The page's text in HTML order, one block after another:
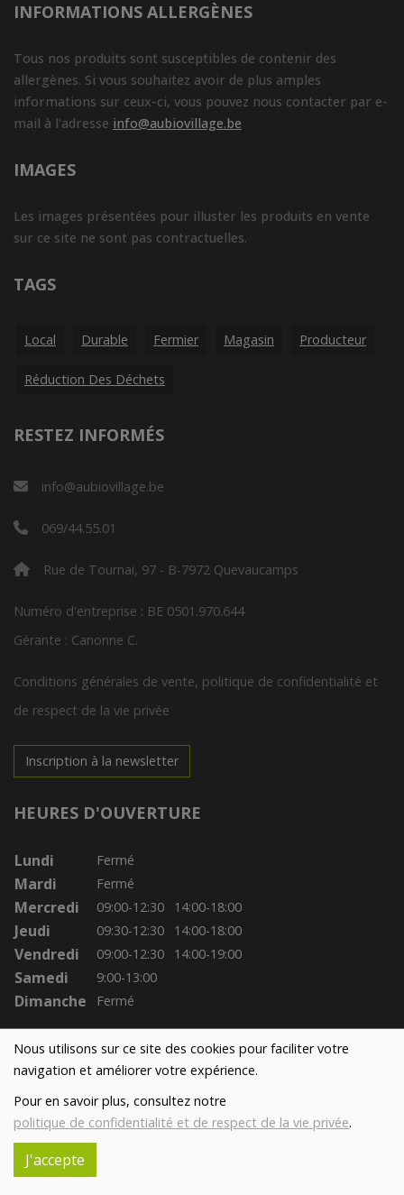
Nous utilisons sur ce site des cookies pour faciliter votre
navigation et améliorer votre expérience.
Pour en savoir plus, consultez notre
politique de confidentialité et de respect de la vie privée.
J'accepte
INFORMATIONS ALLERGÈNES
Tous nos produits sont susceptibles de contenir des
allergènes. Si vous souhaitez avoir de plus amples
informations sur ceux-ci, vous pouvez nous contacter par e-
mail à l'adresse info@aubiovillage.be
IMAGES
Les images présentées pour illuster les produits en vente
sur ce site ne sont pas contractuelles.
TAGS
Local Durable Fermier Magasin Producteur
Réduction Des Déchets
RESTEZ INFORMÉS
info@aubiovillage.be
069/44.55.01
Rue de Tournai, 97 - B-7972 Quevaucamps
Numéro d'entreprise : BE 0501.970.644
Gérante : Canonne C.
Conditions générales de vente, politique de confidentialité et
de respect de la vie privée
Inscription à la newsletter
HEURES D'OUVERTURE
Lundi Fermé
Mardi Fermé
Mercredi 09:00-12:30 14:00-18:00
Jeudi 09:30-12:30 14:00-18:00
Vendredi 09:00-12:30 14:00-19:00
Samedi 9:00-13:00
Dimanche Fermé